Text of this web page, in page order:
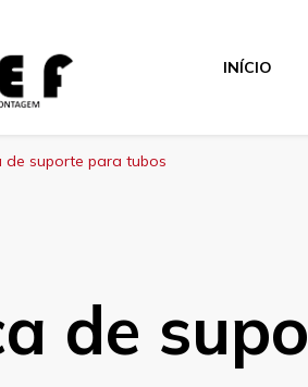
INÍCIO
de suporte para tubos
de